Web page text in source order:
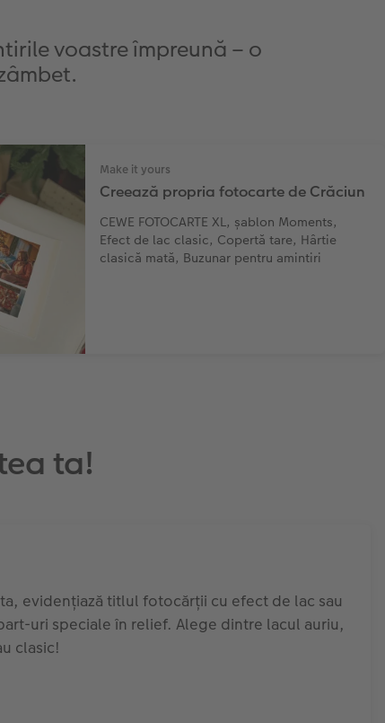
voastre împreună – o
Make it yours
Creează propria fotocarte de Crăciun
CEWE FOTOCARTE XL, șablon Moments,
Efect de lac clasic, Copertă tare, Hârtie
clasică mată, Buzunar pentru amintiri
ta!
evidențiază titlul fotocărții cu efect de lac sau
uri speciale în relief. Alege dintre lacul auriu,
clasic!